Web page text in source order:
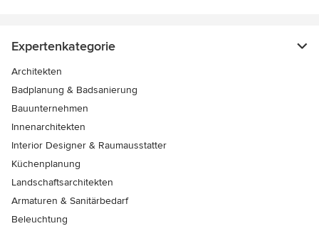
Expertenkategorie
Architekten
Badplanung & Badsanierung
Bauunternehmen
Innenarchitekten
Interior Designer & Raumausstatter
Küchenplanung
Landschaftsarchitekten
Armaturen & Sanitärbedarf
Beleuchtung